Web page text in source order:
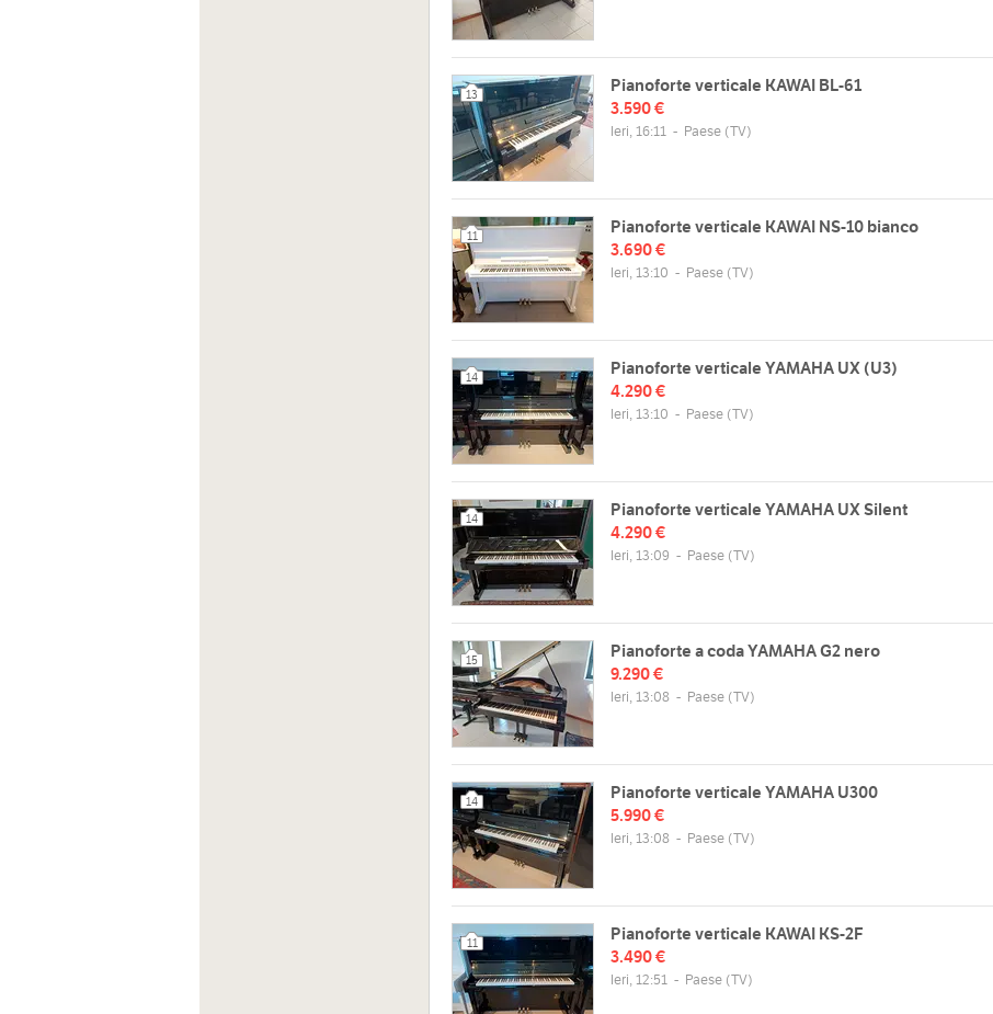
13
Pianoforte verticale KAWAI BL-61
3.590 €
Ieri, 16:11 - Paese (TV)
11
Pianoforte verticale KAWAI NS-10 bianco
3.690 €
Ieri, 13:10 - Paese (TV)
14
Pianoforte verticale YAMAHA UX (U3)
4.290 €
Ieri, 13:10 - Paese (TV)
14
Pianoforte verticale YAMAHA UX Silent
4.290 €
Ieri, 13:09 - Paese (TV)
15
Pianoforte a coda YAMAHA G2 nero
9.290 €
Ieri, 13:08 - Paese (TV)
14
Pianoforte verticale YAMAHA U300
5.990 €
Ieri, 13:08 - Paese (TV)
11
Pianoforte verticale KAWAI KS-2F
3.490 €
Ieri, 12:51 - Paese (TV)